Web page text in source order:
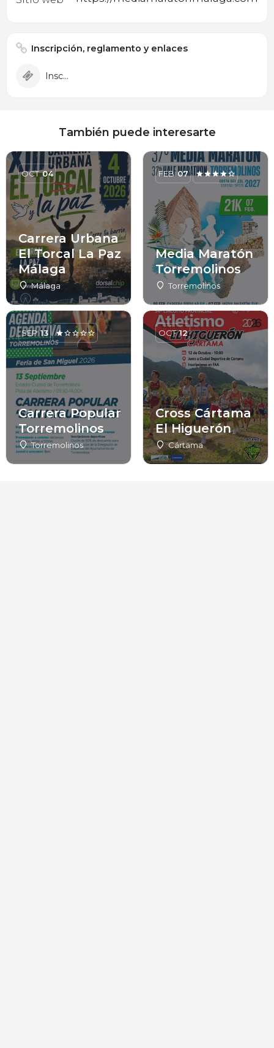
Inscripción, reglamento y enlaces
Inscripción
También puede interesarte
Carrera Urbana
El Torcal La Paz
Málaga
Málaga
OCT 04
Media Maratón
Torremolinos
Torremolinos
FEB 07
Carrera Popular
Torremolinos
Torremolinos
SEP 13
Cross Cártama
El Higuerón
Cártama
OCT 12